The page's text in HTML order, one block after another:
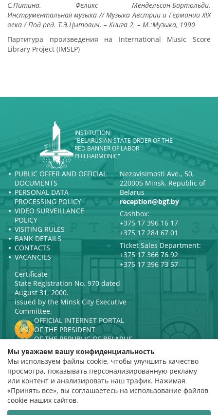
С.Питина. Феликс Мендельсон-Бартольди.
Инструментальная музыка // Музыка Австрии и Германии XIX
века / Под ред. Т.Э.Цытович. – Книга 2. – М.:Музыка, 1990
Партитура произведения на International Music Score
Library Project (IMSLP)
INSTITUTION
"BELARUSIAN STATE ORDER OF THE
RED BANNER OF LABOR
PHILHARMONIC"
PUBLIC OFFER AND OFFICIAL
DOCUMENTS
PERSONAL DATA
PROCESSING POLICY
VIDEO SURVEILLANCE
POLICY
VISITING RULES
BANK DETAILS
CONTACTS
VACANCIES
Nezavisimosti Ave., 50,
220005 Minsk, Republic of
Belarus
reception@bgf.by
Cashbox:
+375 17 396 16 17
+375 17 284 67 01
Ticket Sales Department:
+375 17 366 76 92
+375 17 396 73 57
Certificate
State Registration No. 970 dated
August 31, 2000.
issued by the Minsk City Executive
Committee.
OFFICIAL INTERNET PORTAL
OF THE PRESIDENT
OF THE REPUBLIC OF BELARUS
MINISTRY OF CULTURE OF THE
REPUBLIC OF BELARUS
PORTAL
RATING ASSESSMENT
Rating 4.9
based on 112 reviews
Мы уважаем вашу конфиденциальность
Мы используем файлы cookie, чтобы улучшить качество
просмотра, показывать персонализированную рекламу
или контент и анализировать наш трафик. Нажимая
«Принять все», вы соглашаетесь на использование файлов
cookie наших сайтов.